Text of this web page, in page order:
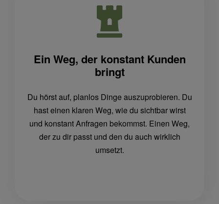
Ein Weg, der konstant Kunden
bringt
Du hörst auf, planlos Dinge auszuprobieren. Du
hast einen klaren Weg, wie du sichtbar wirst
und konstant Anfragen bekommst. Einen Weg,
der zu dir passt und den du auch wirklich
umsetzt.